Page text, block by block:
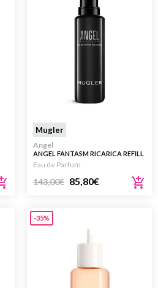
Mugler
Angel
ANGEL FANTASM RICARICA REFILL
EAU DE PARFUM 100ML
Eau de Parfum
143,00€ 85,80€
-35%